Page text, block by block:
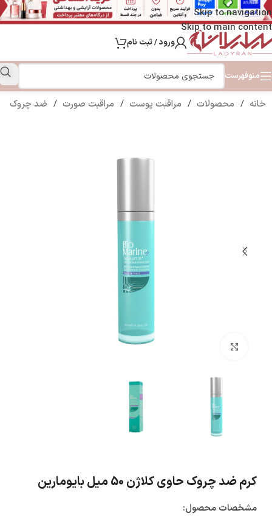
Skip to navigation
Skip to main content
ورود / ثبت نام
منوفهرست
خانه / محصولات / مراقبت پوست / مراقبت صورت / ضد چروک
کرم ضد چروک حاوی کلاژن 50 میل بایومارین
مشخصات محصول: